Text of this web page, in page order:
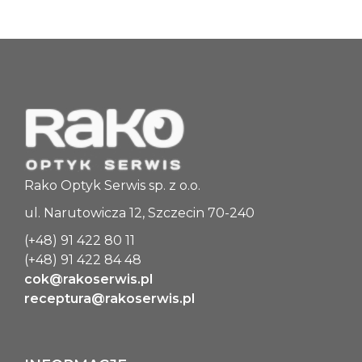
OPS60 +10.50/0.00
60
+10.50
0.00
---
---
60
Rako Optyk Serwis sp. z o.o.
ul. Narutowicza 12, Szczecin 70-240
(+48) 91 422 80 11
(+48) 91 422 84 48
cok@rakoserwis.pl
receptura@rakoserwis.pl